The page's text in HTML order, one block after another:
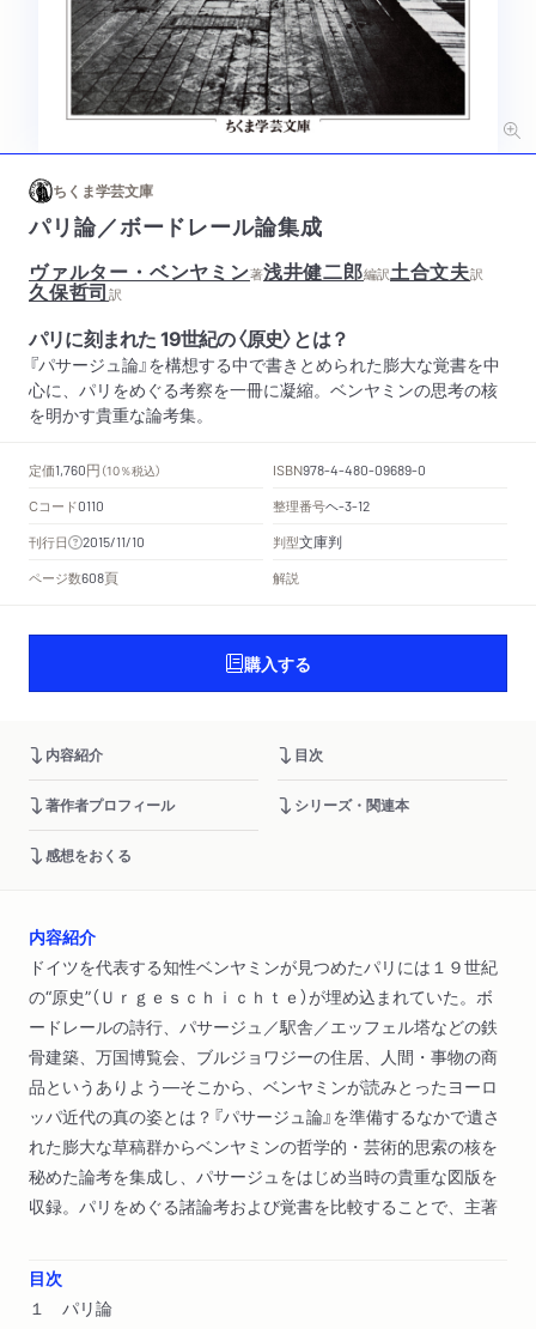
ちくま学芸文庫
パリ論／ボードレール論集成
ヴァルター・ベンヤミン著浅井健二郎編訳土合文夫訳
久保哲司訳
パリに刻まれた 19世紀の〈原史〉とは？
『パサージュ論』を構想する中で書きとめられた膨大な覚書を中
心に、パリをめぐる考察を一冊に凝縮。ベンヤミンの思考の核
を明かす貴重な論考集。
定価1,760円 （10％税込） ISBN978-4-480-09689-0
Cコード0110 整理番号ヘ-3-12
刊行日 2015/11/10 判型文庫判
ページ数608頁 解説
購入する
内容紹介 目次
著作者プロフィール シリーズ・関連本
感想をおくる
内容紹介
ドイツを代表する知性ベンヤミンが見つめたパリには１９世紀
の“原史”（Ｕｒｇｅｓｃｈｉｃｈｔｅ）が埋め込まれていた。ボ
ードレールの詩行、パサージュ／駅舎／エッフェル塔などの鉄
骨建築、万国博覧会、ブルジョワジーの住居、人間・事物の商
品というありよう―そこから、ベンヤミンが読みとったヨーロ
ッパ近代の真の姿とは？『パサージュ論』を準備するなかで遺さ
れた膨大な草稿群からベンヤミンの哲学的・芸術的思索の核を
秘めた論考を集成し、パサージュをはじめ当時の貴重な図版を
収録。パリをめぐる諸論考および覚書を比較することで、主著
目次
１ パリ論